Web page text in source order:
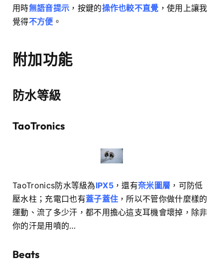
用時無語音提示 ，按鍵的操作也較不直覺 ，使用上讓我
覺得不方便 。
附加功能
防水等級
TaoTronics
TaoTronics防水等級為IPX5 ，還有奈米圖層 ，可防低
壓水柱；充電口也有蓋子蓋住 ，所以不管你做什麼樣的
運動、流了多少汗，都不用擔心這支耳機會壞掉，除非
你的汗是用噴的…
Beats